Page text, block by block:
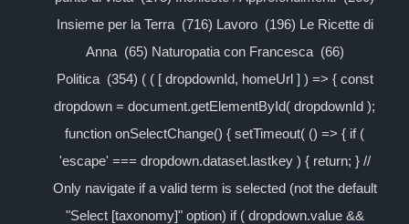
Insieme per la Terra (716) Lavoro (196) Le Ricette di
Anna (65) Naturopatia con Francesca (66)
Politica (354) ( ( [ dropdownId, homeUrl ] ) => { const
dropdown = document.getElementById( dropdownId );
function onSelectChange() { setTimeout( () => { if (
'escape' === dropdown.dataset.lastkey ) { return; } //
Only navigate if a valid term is selected (not the default
"Select [taxonomy]" option) if ( dropdown.value &&